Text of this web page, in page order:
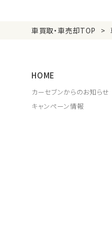
車買取・車売却TOP
HOME
カーセブンからのお知らせ
キャンペーン情報